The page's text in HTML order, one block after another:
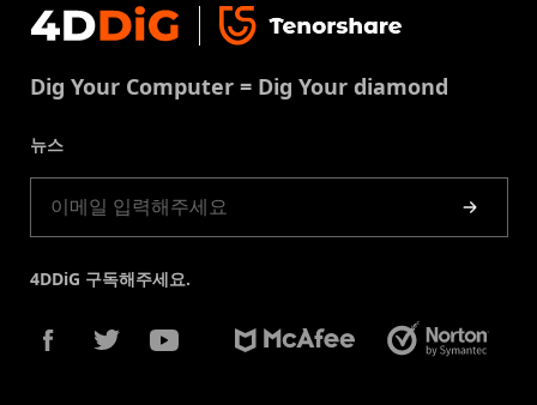
중복 파일 제거
이용약권
쿠키정책(업데이트됨)
문의
제품 가이드
Dig Your Computer = Dig Your diamond
뉴스
4DDiG 구독해주세요.